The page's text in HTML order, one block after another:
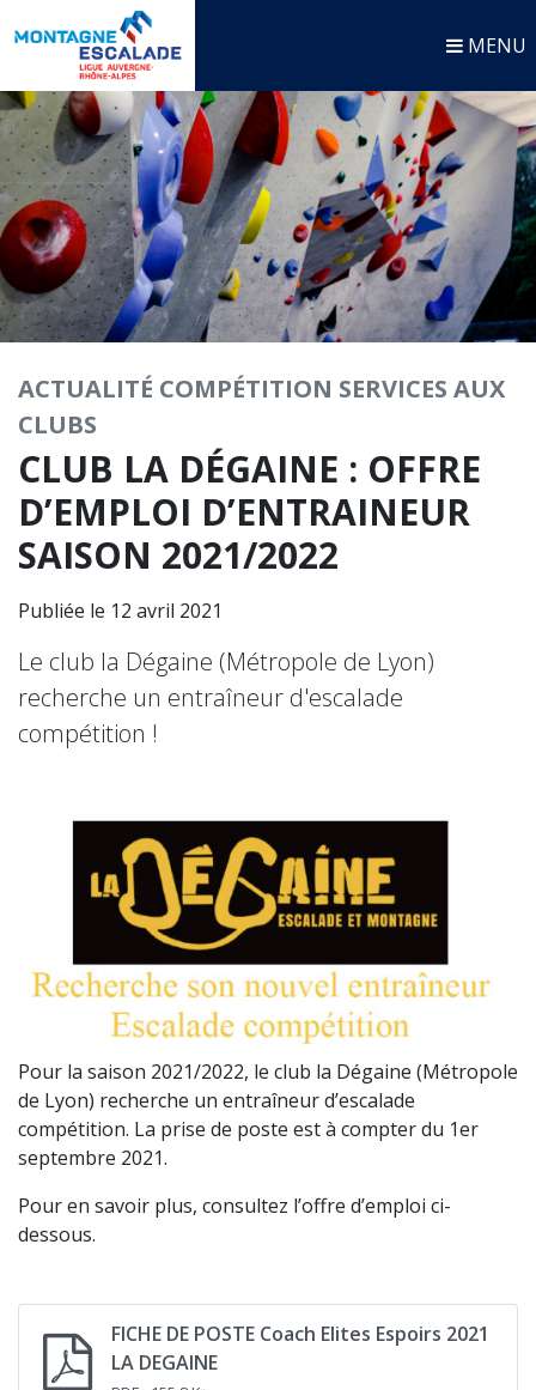
MENU
ACTUALITÉ COMPÉTITION SERVICES AUX
CLUBS
CLUB LA DÉGAINE : OFFRE
D’EMPLOI D’ENTRAINEUR
SAISON 2021/2022
Publiée le 12 avril 2021
Le club la Dégaine (Métropole de Lyon)
recherche un entraîneur d'escalade
compétition !
Pour la saison 2021/2022, le club la Dégaine (Métropole
de Lyon) recherche un entraîneur d’escalade
compétition. La prise de poste est à compter du 1er
septembre 2021.
Pour en savoir plus, consultez l’offre d’emploi ci-
dessous.
FICHE DE POSTE Coach Elites Espoirs 2021
LA DEGAINE